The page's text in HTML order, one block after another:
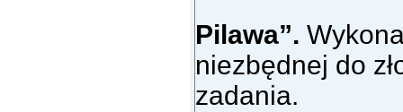
Pilawa”.
niezbędnej do
zadania.